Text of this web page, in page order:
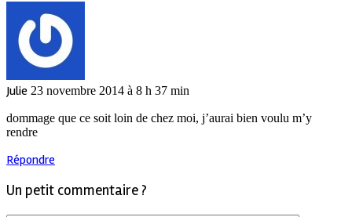
Julie 23 novembre 2014 à 8 h 37 min
dommage que ce soit loin de chez moi, j’aurai bien voulu m’y
rendre
Répondre
Un petit commentaire ?